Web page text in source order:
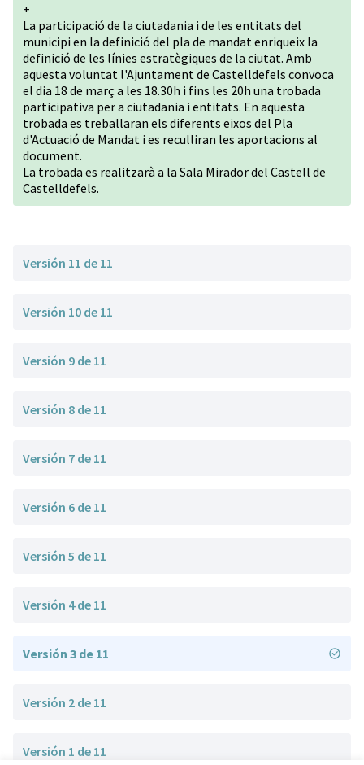
+
La participació de la ciutadania i de les entitats del
municipi en la definició del pla de mandat enriqueix la
definició de les línies estratègiques de la ciutat. Amb
aquesta voluntat l'Ajuntament de Castelldefels convoca
el dia 18 de març a les 18.30h i fins les 20h una trobada
participativa per a ciutadania i entitats. En aquesta
trobada es treballaran els diferents eixos del Pla
d'Actuació de Mandat i es reculliran les aportacions al
document.
La trobada es realitzarà a la Sala Mirador del Castell de
Castelldefels.
Versión 11 de 11
Versión 10 de 11
Versión 9 de 11
Versión 8 de 11
Versión 7 de 11
Versión 6 de 11
Versión 5 de 11
Versión 4 de 11
Versión 3 de 11
Versión 2 de 11
Versión 1 de 11